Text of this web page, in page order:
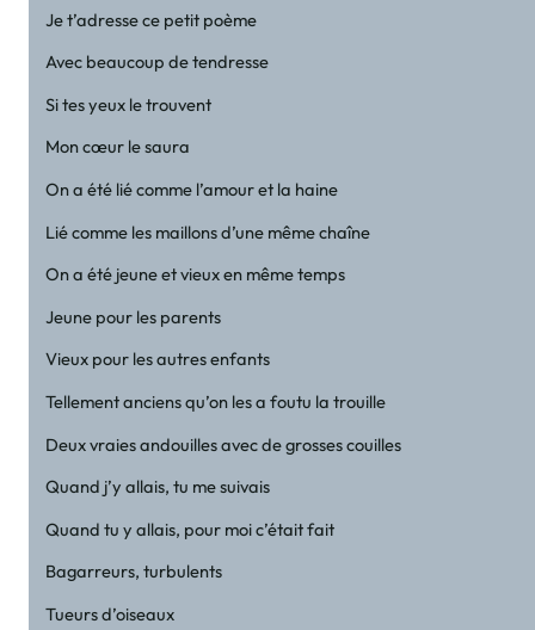
Je t’adresse ce petit poème
Avec beaucoup de tendresse
Si tes yeux le trouvent
Mon cœur le saura
On a été lié comme l’amour et la haine
Lié comme les maillons d’une même chaîne
On a été jeune et vieux en même temps
Jeune pour les parents
Vieux pour les autres enfants
Tellement anciens qu’on les a foutu la trouille
Deux vraies andouilles avec de grosses couilles
Quand j’y allais, tu me suivais
Quand tu y allais, pour moi c’était fait
Bagarreurs, turbulents
Tueurs d’oiseaux